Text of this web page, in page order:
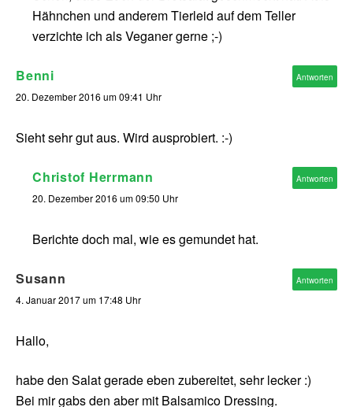
Hähnchen und anderem Tierleid auf dem Teller
verzichte ich als Veganer gerne ;-)
Benni
20. Dezember 2016 um 09:41 Uhr
Sieht sehr gut aus. Wird ausprobiert. :-)
Antworten
Christof Herrmann
20. Dezember 2016 um 09:50 Uhr
Berichte doch mal, wie es gemundet hat.
Antworten
Susann
4. Januar 2017 um 17:48 Uhr
Hallo,
habe den Salat gerade eben zubereitet, sehr lecker :)
Bei mir gabs den aber mit Balsamico Dressing.
Antworten